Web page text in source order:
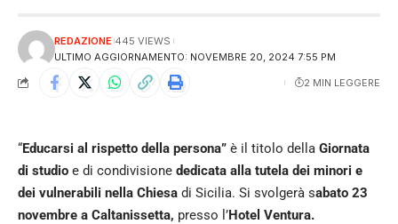
ULTIMO AGGIORNAMENTO: NOVEMBRE 20, 2024 7:55 PM
REDAZIONE 445 VIEWS
2 MIN LEGGERE
“Educarsi al rispetto della persona” è il titolo della Giornata
di studio e di condivisione dedicata alla tutela dei minori e
dei vulnerabili nella Chiesa di Sicilia. Si svolgerà sabato 23
novembre a Caltanissetta, presso l’Hotel Ventura.